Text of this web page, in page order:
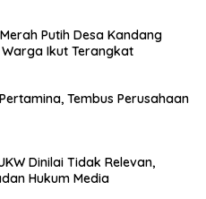
Putih Desa Kandang
Ikut Terangkat
Tembus Perusahaan
Dinilai Tidak Relevan,
Hukum Media